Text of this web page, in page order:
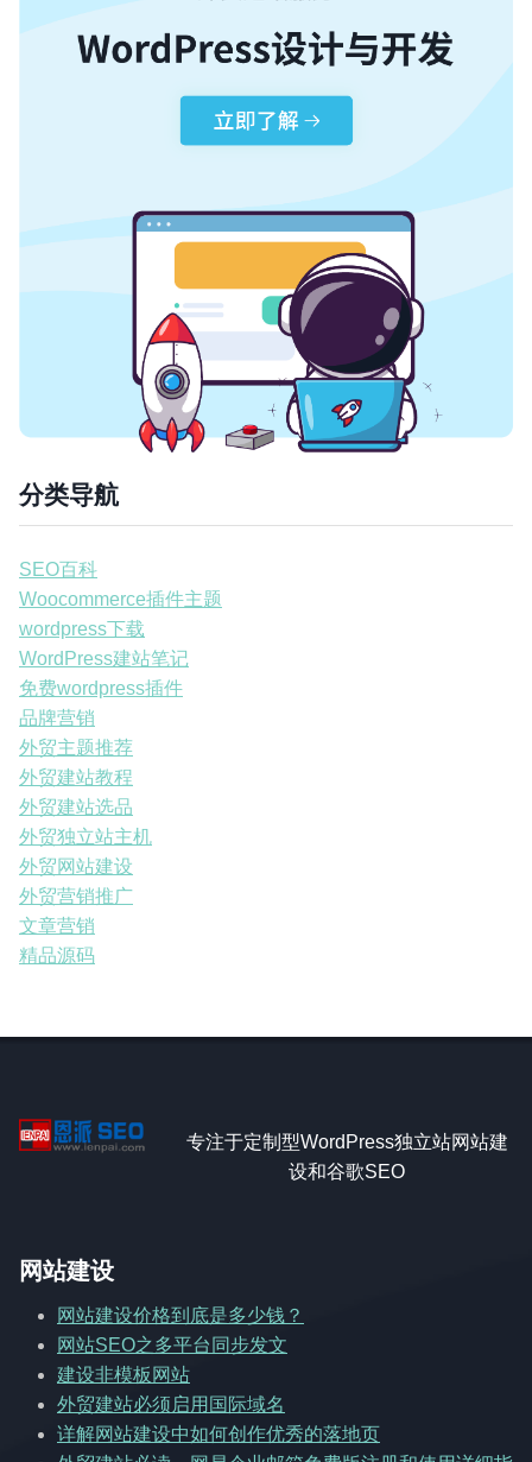
分类导航
SEO百科
Woocommerce插件主题
wordpress下载
WordPress建站笔记
免费wordpress插件
品牌营销
外贸主题推荐
外贸建站教程
外贸建站选品
外贸独立站主机
外贸网站建设
外贸营销推广
文章营销
精品源码
专注于定制型WordPress独立站网站建
设和谷歌SEO
网站建设
网站建设价格到底是多少钱？
网站SEO之多平台同步发文
建设非模板网站
外贸建站必须启用国际域名
详解网站建设中如何创作优秀的落地页